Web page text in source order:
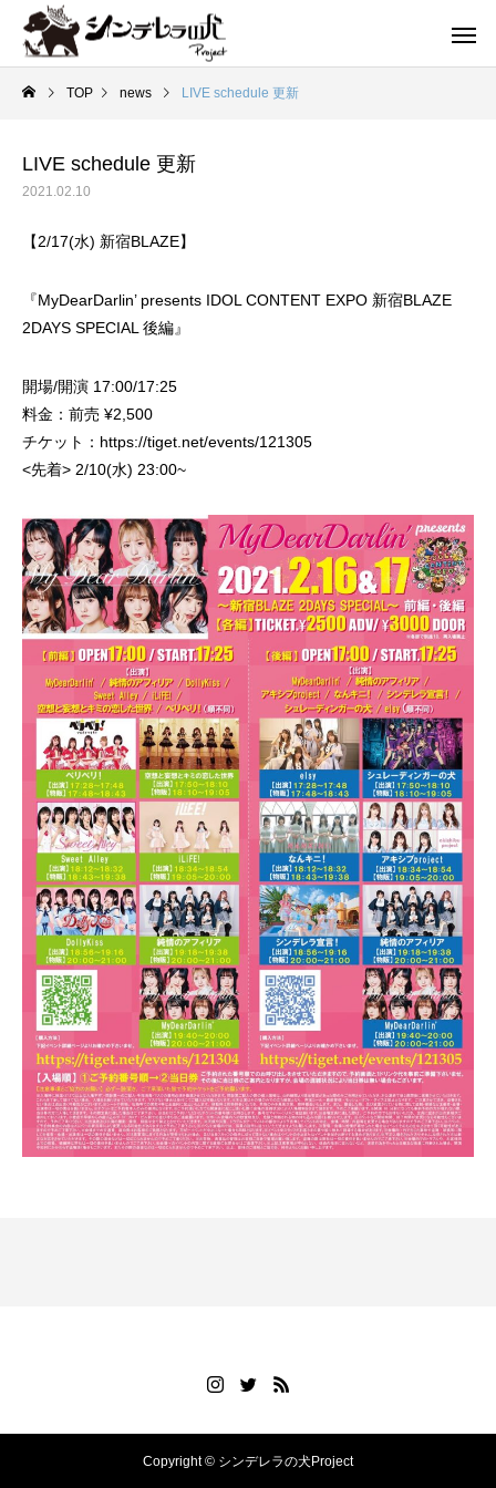
TOP news LIVE schedule 更新
LIVE schedule 更新
2021.02.10
【2/17(水) 新宿BLAZE】
『MyDearDarlin’ presents IDOL CONTENT EXPO 新宿BLAZE
2DAYS SPECIAL 後編』
開場/開演 17:00/17:25
料金：前売 ¥2,500
チケット：https://tiget.net/events/121305
<先着> 2/10(水) 23:00~
Copyright © シンデレラの犬Project